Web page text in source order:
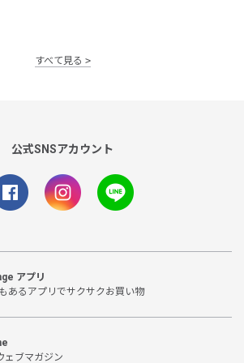
すべて見る
公式SNSアカウント
アプリ
あるアプリでサクサクお買い物
ェブマガジン